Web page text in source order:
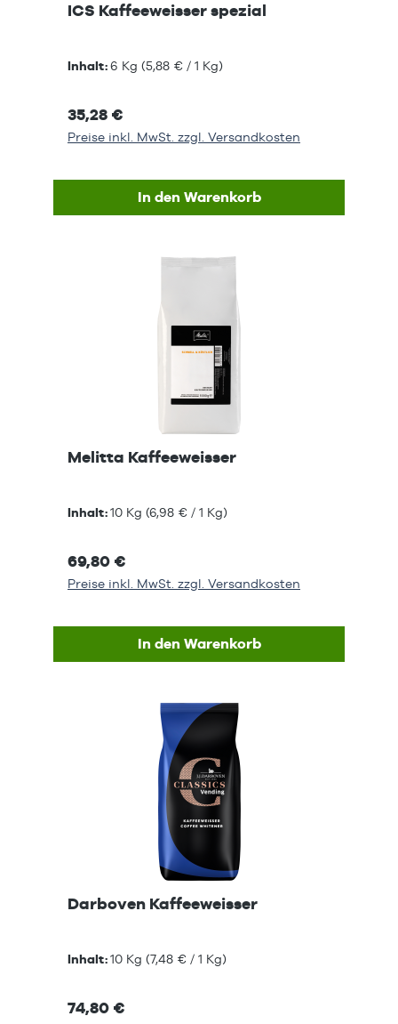
ICS Kaffeeweisser spezial
Inhalt:6 Kg (5,88 € / 1 Kg)
35,28 €
Preise inkl. MwSt. zzgl. Versandkosten
In den Warenkorb
Melitta Kaffeeweisser
Inhalt:10 Kg (6,98 € / 1 Kg)
69,80 €
Preise inkl. MwSt. zzgl. Versandkosten
In den Warenkorb
Darboven Kaffeeweisser
Inhalt:10 Kg (7,48 € / 1 Kg)
74,80 €